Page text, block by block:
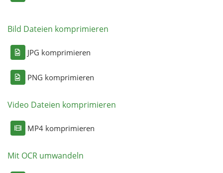
Bild Dateien komprimieren
JPG komprimieren
PNG komprimieren
Video Dateien komprimieren
MP4 komprimieren
Mit OCR umwandeln